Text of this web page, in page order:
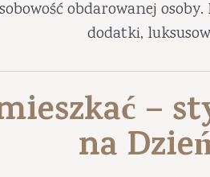
obdarowanej
dodatki,
–
na